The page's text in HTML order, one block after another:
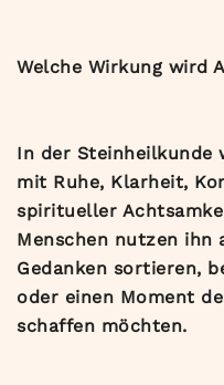
Welche Wirkung wird
In der
mit Ruhe, Klarheit,
spiritueller
Menschen nutzen ihn
Gedanken sortieren,
oder einen Moment
schaffen möchten.